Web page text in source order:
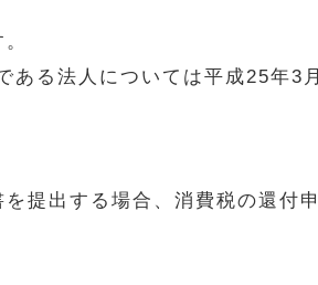
る法人については平成25年3
提出する場合、消費税の還付